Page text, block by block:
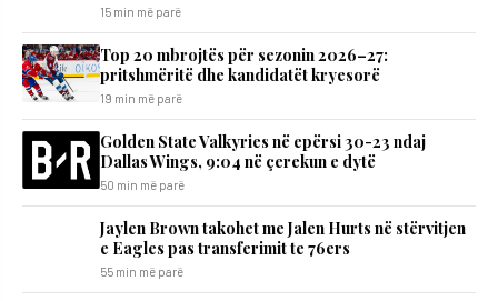
15 min më parë
Top 20 mbrojtës për sezonin 2026–27:
pritshmëritë dhe kandidatët kryesorë
19 min më parë
Golden State Valkyries në epërsi 30-23 ndaj
Dallas Wings, 9:04 në çerekun e dytë
50 min më parë
Jaylen Brown takohet me Jalen Hurts në stërvitjen
e Eagles pas transferimit te 76ers
55 min më parë